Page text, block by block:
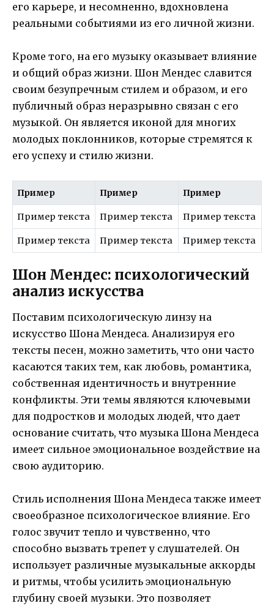
его карьере, и несомненно, вдохновлена
реальными событиями из его личной жизни.
Кроме того, на его музыку оказывает влияние
и общий образ жизни. Шон Мендес славится
своим безупречным стилем и образом, и его
публичный образ неразрывно связан с его
музыкой. Он является иконой для многих
молодых поклонников, которые стремятся к
его успеху и стилю жизни.
Пример Пример Пример
Пример текста Пример текста Пример текста
Пример текста Пример текста Пример текста
Шон Мендес: психологический
анализ искусства
Поставим психологическую линзу на
искусство Шона Мендеса. Анализируя его
тексты песен, можно заметить, что они часто
касаются таких тем, как любовь, романтика,
собственная идентичность и внутренние
конфликты. Эти темы являются ключевыми
для подростков и молодых людей, что дает
основание считать, что музыка Шона Мендеса
имеет сильное эмоциональное воздействие на
свою аудиторию.
Стиль исполнения Шона Мендеса также имеет
своеобразное психологическое влияние. Его
голос звучит тепло и чувственно, что
способно вызвать трепет у слушателей. Он
использует различные музыкальные аккорды
и ритмы, чтобы усилить эмоциональную
глубину своей музыки. Это позволяет